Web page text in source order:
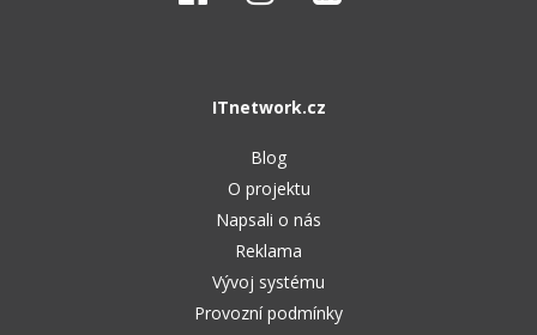
ITnetwork.cz
Blog
O projektu
Napsali o nás
Reklama
Vývoj systému
Provozní podmínky